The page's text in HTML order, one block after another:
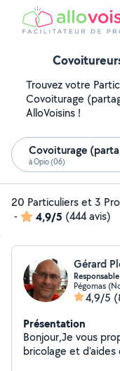
Trouvez votre
Covoiturage
AlloVoisins !
Covoiturage
à Opio (06)
20 Particuliers et 3
-
4,9/5 (444 avis)
Gérard
Pégomas
4,9/5
Présentation
Bonjour,Je vous
bricolage et d'aides